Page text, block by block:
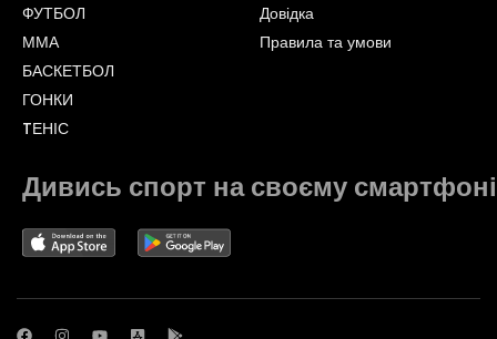
ФУТБОЛ
ММА
БАСКЕТБОЛ
ГОНКИ
TЕНІС
Довідка
Правила та умови
Дивись спорт на своєму смартфоні